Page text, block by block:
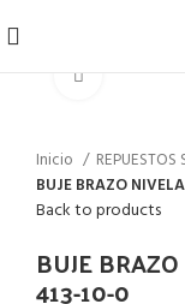
Inicio
BUJE BRAZO
Back to products
BUJE
413-10-0